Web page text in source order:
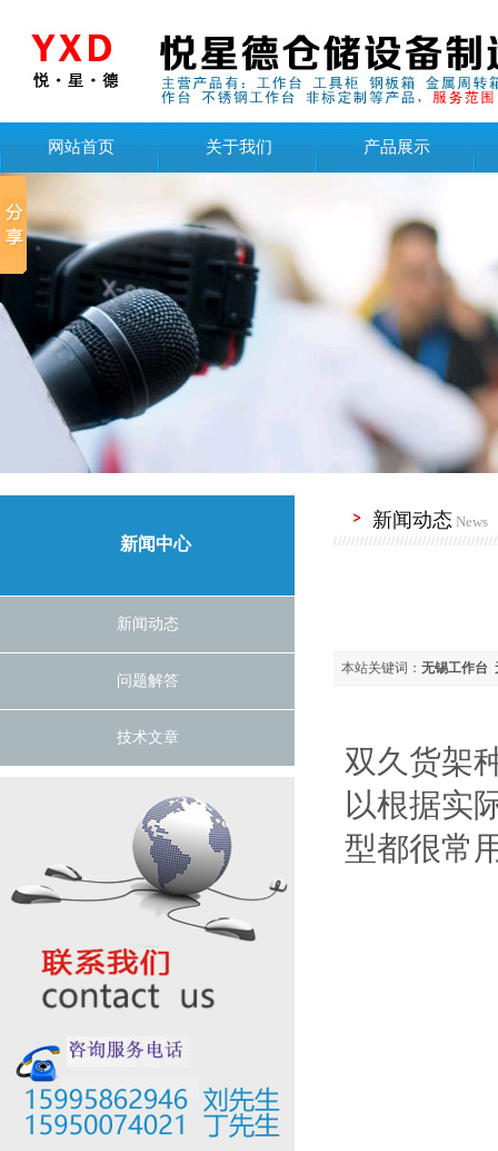
网站首页 关于我们 产品展示
新闻中心
新闻动态
问题解答
技术文章
新闻动态 News
本站关键词： 无锡工作台
双久货架
以根据实
型都很常